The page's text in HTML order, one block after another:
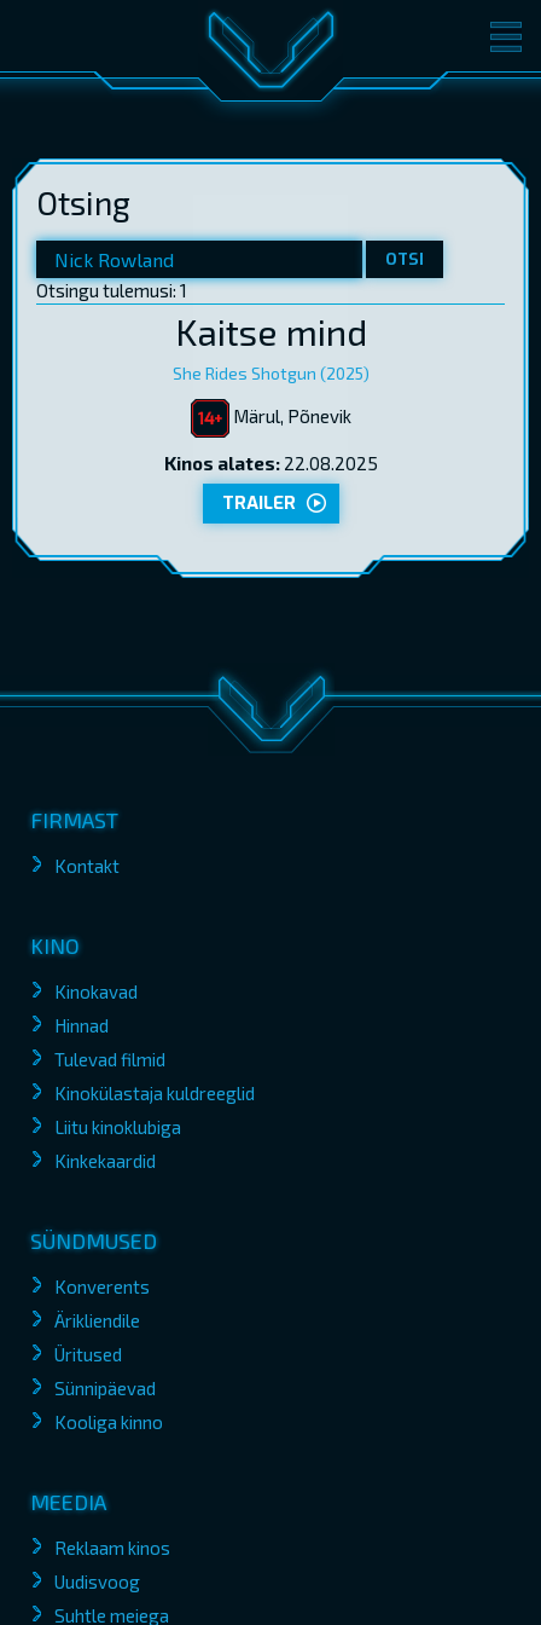
FILMID PILETID
KONVERENTS
KINKEKAARDID
Otsing
OTSI
Otsingu tulemusi: 1
Kaitse mind
She Rides Shotgun (2025)
Märul, Põnevik
Kinos alates:22.08.2025
TRAILER
FIRMAST
Kontakt
KINO
Kinokavad
Hinnad
Tulevad filmid
Kinokülastaja kuldreeglid
Liitu kinoklubiga
Kinkekaardid
SÜNDMUSED
Konverents
Ärikliendile
Üritused
Sünnipäevad
Kooliga kinno
MEEDIA
Reklaam kinos
Uudisvoog
Suhtle meiega